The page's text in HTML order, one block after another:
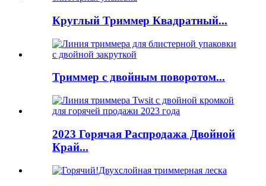
Круглый Триммер Квадратный...
Триммер с двойным поворотом...
2023 Горячая Распродажа Двойной
Край...